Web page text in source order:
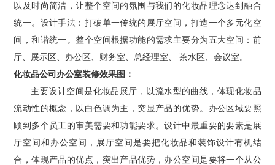
以及时尚简洁，让整个空间的氛围与我们的化妆品理念达到融合
统一。设计手法：打破单一传统的展厅空间，打造一个多元化空
间，和谐统一。整个空间根据功能的需求主要分为五大空间：前
厅、展示区、办公区、财务室、总经理室、
茶水区、会议室。
化妆品公司办公室装修效果图：
主要设计空间是化妆品展厅，以流水型的曲线，体现化妆品
流动性的概念，以白色调为主，突显产品的优势。办公区域要照
顾到多个员工的审美需要和功能要求。设计中最重要的要素是展
厅空间和办公空间，展厅空间是要把化妆品和装饰设计有机结
合，体现产品的优点，突出产品优势，办公空间是要将一个从公